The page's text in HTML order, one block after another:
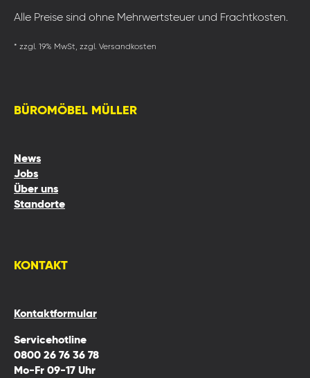
Alle Preise sind ohne Mehrwertsteuer und Frachtkosten.
* zzgl. 19% MwSt, zzgl. Versandkosten
BÜROMÖBEL MÜLLER
News
Jobs
Über uns
Standorte
KONTAKT
Kontaktformular
Servicehotline
0800 26 76 36 78
Mo-Fr 09-17 Uhr